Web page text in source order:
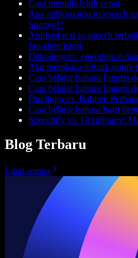
Cara menulis lebih cepat
Apa aplikasi text to speech
Spanyol?
Aplikasi text to speech
Jawaban kami
Dekoding vs. enkoding
Alat membaca terbaik untuk
Cara belajar bahasa Inggris
Cara belajar bahasa Inggris
Duolingo vs. Babbel:
Cara belajar bahasa baru
Speechify vs. Grammarly:
Blog Terbaru
Lihat semua